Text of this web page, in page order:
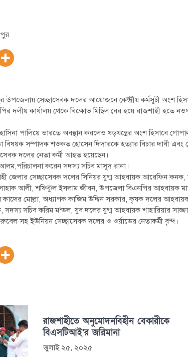
উপজেলায় সেচ্ছাসেবক দলের আয়োজনে কেন্দ্রীয় কর্মসূচী অংশ
দলীয় কার্যালয় থেকে বিক্ষোভ মিছিল বের হয়ে রাজশাহী হতে
পালিয়ে ভারতে অবস্থান করলেও ষড়যন্ত্রের অংশ হিসাবে
বিষয়ক সম্পাদক শওকত হোসেন দিদারকে হত্যার বিচার দাবী
দলের নেতা কর্মী আহত হয়েছেন।
করেন সদস্য সচিব মাসুদ রানা।
জেলার সেচ্ছাসেবক দলের সিনিয়র যুগ্ম আহবায়ক আরেফিন
আলী, শফিকুল ইসলাম জীবন, উপজেলা বিএনপির আহবায়ক
কাদের মোল্লা, অধ্যাপক কাজিম উদ্দিন সরকার, কৃষক দলের
সচিব করিম মন্ডল, যুব দলের যুগ্ম আহবায়ক শাহারিয়ার
সহ ইউনিয়ন সেচ্ছাসেবক দলের ও ওর্য়াডের নেতাকর্মী বৃন্দ।
রাজশাহীতে অনুমোদনবিহীন বেকারীকে
বিএসটিআই’র জরিমানা
জুলাই ২৫, ২০২৫